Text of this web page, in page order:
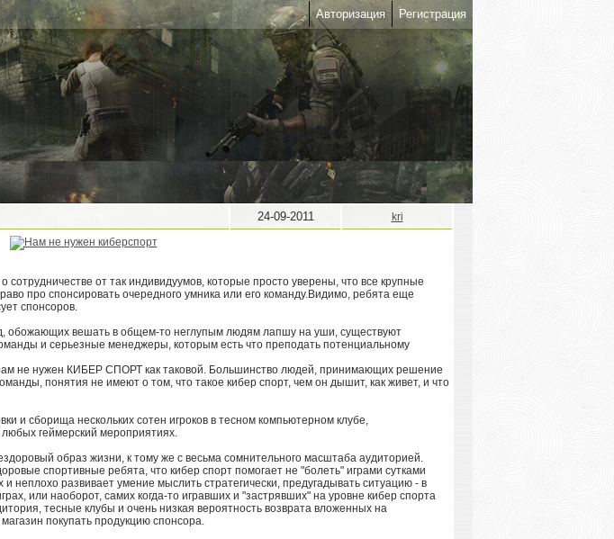
Авторизация Регистрация
24-09-2011 kri
от так индивидуумов, которые просто уверены, что все крупные
про спонсировать очередного умника или его команду.Видимо, ребята еще
спонсоров.
обожающих вешать в общем-то неглупым людям лапшу на уши, существуют
и серьезные менеджеры, которым есть что преподать потенциальному
не нужен КИБЕР СПОРТ как таковой. Большинство людей, принимающих решение
понятия не имеют о том, что такое кибер спорт, чем он дышит, как живет, и что
и сборища нескольких сотен игроков в тесном компьютерном клубе,
геймерский мероприятиях.
образ жизни, к тому же с весьма сомнительного масштаба аудиторией.
спортивные ребята, что кибер спорт помогает не "болеть" играми сутками
неплохо развивает умение мыслить стратегически, предугадывать ситуацию - в
или наоборот, самих когда-то игравших и "застрявших" на уровне кибер спорта
тесные клубы и очень низкая вероятность возврата вложенных на
покупать продукцию спонсора.